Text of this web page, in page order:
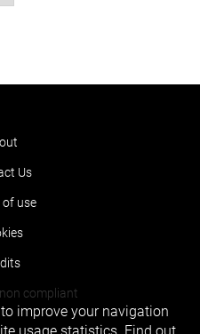
Us
of use
compliant
improve your navigation